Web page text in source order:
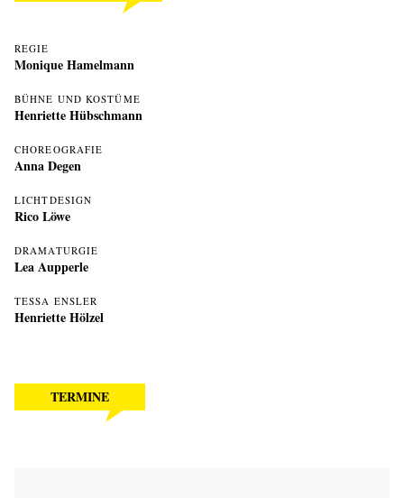
REGIE
Monique Hamelmann
BÜHNE UND KOSTÜME
Henriette Hübschmann
CHOREOGRAFIE
Anna Degen
LICHTDESIGN
Rico Löwe
DRAMATURGIE
Lea Aupperle
TESSA ENSLER
Henriette Hölzel
TERMINE